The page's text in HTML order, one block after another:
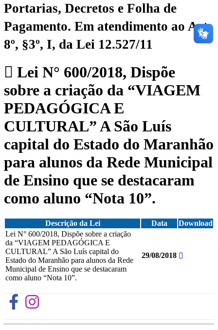
Portarias, Decretos e Folha de
Pagamento. Em atendimento ao Art.
8º, §3º, I, da Lei 12.527/11
Lei N° 600/2018, Dispõe
sobre a criação da “VIAGEM
PEDAGÓGICA E
CULTURAL” A São Luís
capital do Estado do Maranhão
para alunos da Rede Municipal
de Ensino que se destacaram
como aluno “Nota 10”.
Descrição da Lei Data
Download
Lei N° 600/2018, Dispõe sobre a criação
da “VIAGEM PEDAGÓGICA E
CULTURAL” A São Luís capital do
Estado do Maranhão para alunos da Rede
Municipal de Ensino que se destacaram
como aluno “Nota 10”.
29/08/2018